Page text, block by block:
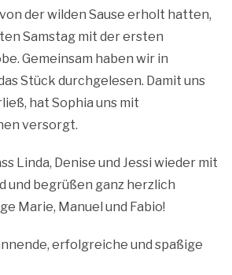
der wilden Sause erholt hatten,
Samstag mit der ersten
Gemeinsam haben wir in
Stück durchgelesen. Damit uns
hat Sophia uns mit
versorgt.
Linda, Denise und Jessi wieder mit
und begrüßen ganz herzlich
Marie, Manuel und Fabio!
erfolgreiche und spaßige